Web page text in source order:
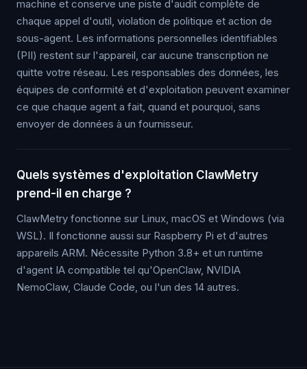
machine et conserve une piste d'audit complète de
chaque appel d'outil, violation de politique et action de
sous-agent. Les informations personnelles identifiables
(PII) restent sur l'appareil, car aucune transcription ne
quitte votre réseau. Les responsables des données, les
équipes de conformité et d'exploitation peuvent examiner
ce que chaque agent a fait, quand et pourquoi, sans
envoyer de données à un fournisseur.
Quels systèmes d'exploitation ClawMetry
prend-il en charge ?
ClawMetry fonctionne sur Linux, macOS et Windows (via
WSL). Il fonctionne aussi sur Raspberry Pi et d'autres
appareils ARM. Nécessite Python 3.8+ et un runtime
d'agent IA compatible tel qu'OpenClaw, NVIDIA
NemoClaw, Claude Code, ou l'un des 14 autres.